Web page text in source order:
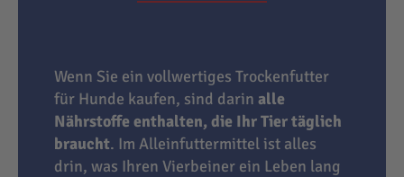
Wenn Sie ein vollwertiges Trockenfutter
für Hunde kaufen, sind darin alle
Nährstoffe enthalten, die Ihr Tier täglich
braucht. Im Alleinfuttermittel ist alles
drin, was Ihren Vierbeiner ein Leben lang